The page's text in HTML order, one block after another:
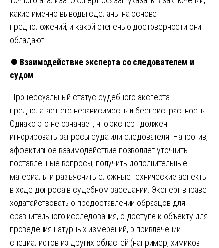
какие именно выводы сделаны на основе
предположений, и какой степенью достоверности они
обладают.
⏺️ Взаимодействие эксперта со следователем и
судом
Процессуальный статус судебного эксперта
предполагает его независимость и беспристрастность.
Однако это не означает, что эксперт должен
игнорировать запросы суда или следователя. Напротив,
эффективное взаимодействие позволяет уточнить
поставленные вопросы, получить дополнительные
материалы и разъяснить сложные технические аспекты
в ходе допроса в судебном заседании. Эксперт вправе
ходатайствовать о предоставлении образцов для
сравнительного исследования, о доступе к объекту для
проведения натурных измерений, о привлечении
специалистов из других областей (например, химиков